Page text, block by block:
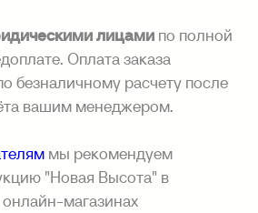
лицами по полной
Оплата заказа
безналичному расчету после
вашим менеджером.
мы рекомендуем
"Новая Высота" в
магазинах